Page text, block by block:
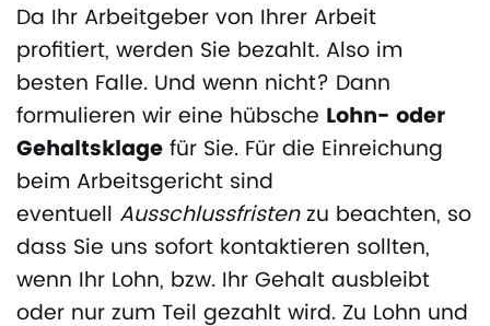
Da Ihr Arbeitgeber von Ihrer Arbeit
profitiert, werden Sie bezahlt. Also im
besten Falle. Und wenn nicht? Dann
formulieren wir eine hübsche Lohn- oder
Gehaltsklagefür Sie. Für die Einreichung
beim Arbeitsgericht sind
eventuell Ausschlussfristenzu beachten, so
dass Sie uns sofort kontaktieren sollten,
wenn Ihr Lohn, bzw. Ihr Gehalt ausbleibt
oder nur zum Teil gezahlt wird. Zu Lohn und